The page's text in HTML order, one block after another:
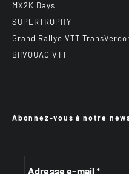
MX2K Days
SUPERTROPHY
Grand Rallye VTT
BiiVOUAC VTT
Abonnez-vous à notre